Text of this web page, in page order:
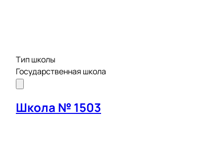
Тип школы
Государственная школа
Школа № 1503